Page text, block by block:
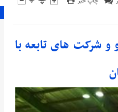
و شرکت های تابعه با